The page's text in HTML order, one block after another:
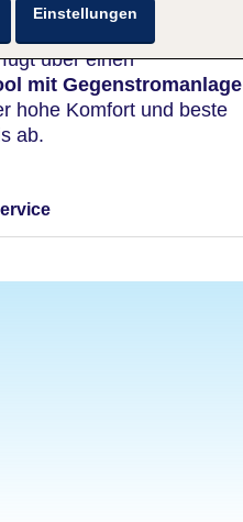
über einen
mit Gegenstromanlage
hohe Komfort und beste
ab.
Einstellungen